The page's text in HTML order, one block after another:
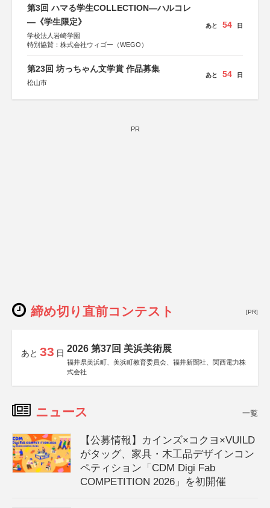
第3回 ハマる学生COLLECTION―ハルコレ
―《学生限定》
学校法人岩崎学園
特別協賛：株式会社ウィゴー（WEGO）
あと 54 日
第23回 坊っちゃん文学賞 作品募集
松山市
あと 54 日
PR
締め切り直前コンテスト [PR]
あと 33 日 2026 第37回 美浜美術展
福井県美浜町、美浜町教育委員会、福井新聞社、関西電力株
式会社
ニュース 一覧
【公募情報】カインズ×コクヨ×VUILD
がタッグ、家具・木工品デザインコン
ペティション「CDM Digi Fab
COMPETITION 2026」を初開催